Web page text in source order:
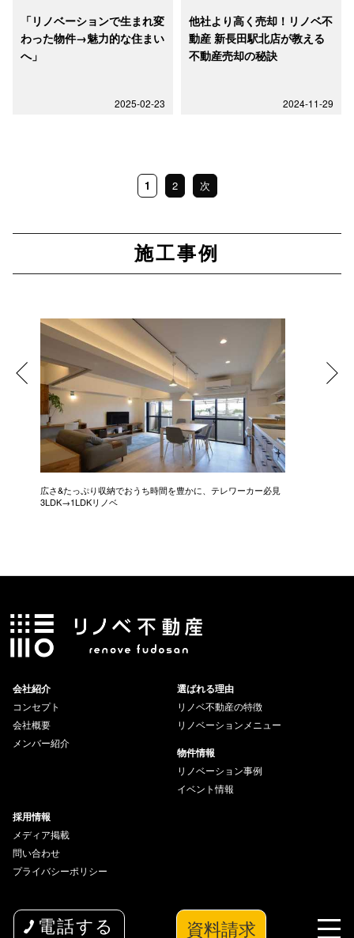
電話する 資料請求
「リノベーションで生まれ変
わった物件→魅力的な住まい
へ」
2025-02-23
他社より高く売却！リノベ不
動産 新長田駅北店が教える
不動産売却の秘訣
2024-11-29
1 2 次
施工事例
広さ&たっぷり収納でおうち時間を豊かに、テレワーカー必見
3LDK→1LDKリノベ
会社紹介
コンセプト
会社概要
メンバー紹介
選ばれる理由
リノベ不動産の特徴
リノベーションメニュー
物件情報
リノベーション事例
イベント情報
採用情報
メディア掲載
問い合わせ
プライバシーポリシー